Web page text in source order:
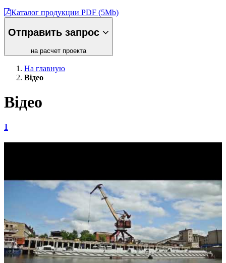
Каталог продукции PDF (5Mb)
Отправить запрос
на расчет проекта
На главную
Відео
Відео
1